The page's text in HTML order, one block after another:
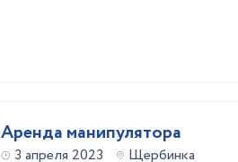
Аренда манипулятора
3 апреля 2023
Щербинка